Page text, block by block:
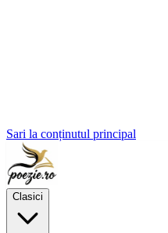
Sari la conținutul principal
Clasici